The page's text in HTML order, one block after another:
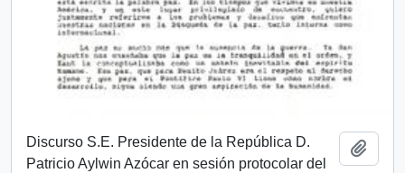
Discurso S.E. Presidente de la República D.
Patricio Aylwin Azócar en sesión protocolar del